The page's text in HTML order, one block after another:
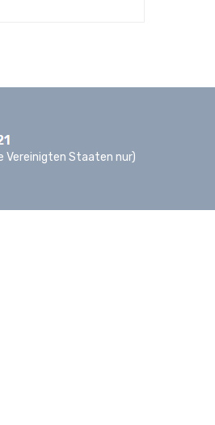
Vereinigten Staaten nur)